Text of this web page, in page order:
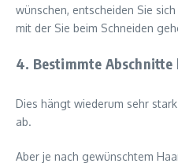
wünschen, entscheiden Sie
mit der Sie beim Schneiden
4. Bestimmte Abschnitte
Dies hängt wiederum sehr
ab.
Aber je nach gewünschtem